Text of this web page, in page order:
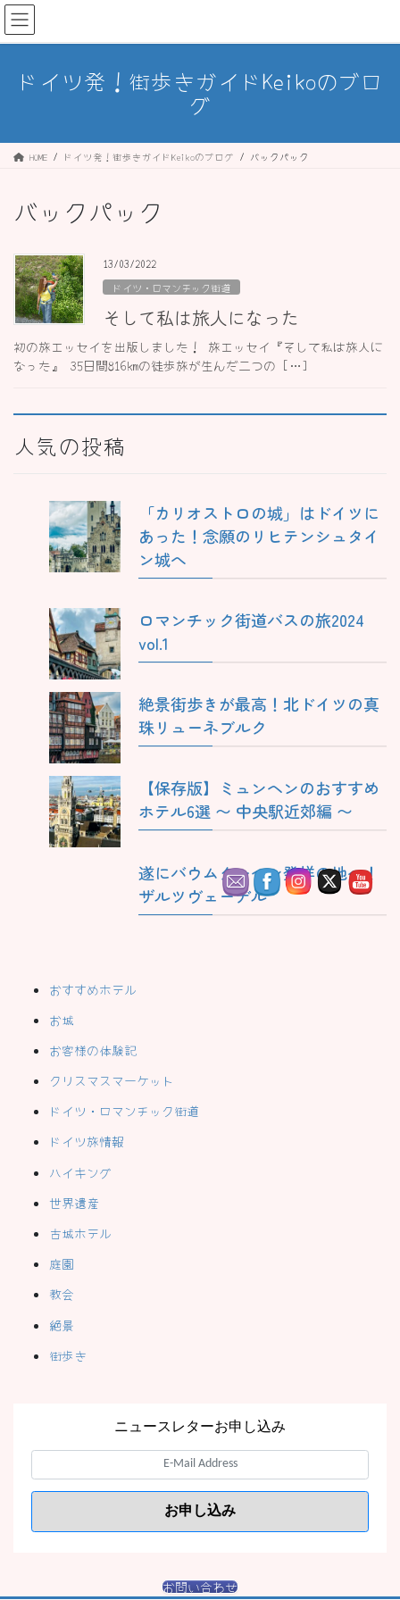
コ
ン
テ
キ
ナ
ビ
ゲ
に
ドイツ発！街歩きガイドKeikoのブロ
グ
HOME ドイツ発！街歩きガイドKeikoのブログ バックパック
バックパック
13/03/2022
ドイツ・ロマンチック街道
そして私は旅人になった
初の旅エッセイを出版しました！ 旅エッセイ『そして私は旅人に
なった』 35日間816kmの徒歩旅が生んだ二つの […]
人気の投稿
「カリオストロの城」はドイツに
あった！念願のリヒテンシュタイ
ン城へ
ロマンチック街道バスの旅2024
vol.1
絶景街歩きが最高！北ドイツの真
珠リューネブルク
【保存版】ミュンヘンのおすすめ
ホテル6選 〜 中央駅近郊編 〜
遂にバウムクーヘン発祥の地へ！
ザルツヴェーデル
おすすめホテル
お城
お客様の体験記
クリスマスマーケット
ドイツ・ロマンチック街道
ドイツ旅情報
ハイキング
世界遺産
古城ホテル
庭園
教会
絶景
街歩き
ニュースレターお申し込み
お問い合わせ